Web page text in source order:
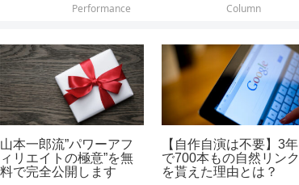
Performance
Column
私がミニサイトを作らな
い理由（ワケ）
老後に必要な資金を貯め
るよりも「そこそこ稼げ
る仕組みの構築」を最優